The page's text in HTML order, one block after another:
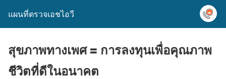
แผนที่ตรวจเอชไอวี
สุขภาพทางเพศ = การลงทุนเพื่อคุณภาพ
ชีวิตที่ดีในอนาคต